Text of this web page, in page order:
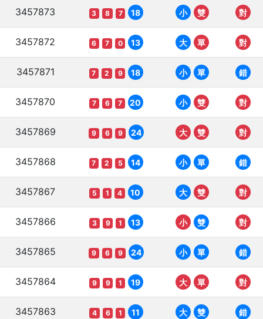
3457873 3 8 7 18 小 雙 對
3457872 6 7 0 13 大 單 對
3457871 7 2 9 18 小 單 錯
3457870 7 6 7 20 小 雙 對
3457869 9 6 9 24 大 雙 對
3457868 7 2 5 14 小 單 錯
3457867 5 1 4 10 大 雙 對
3457866 3 9 1 13 小 雙 對
3457865 9 6 9 24 小 單 錯
3457864 9 9 1 19 大 單 對
3457863 4 6 1 11 大 雙 錯